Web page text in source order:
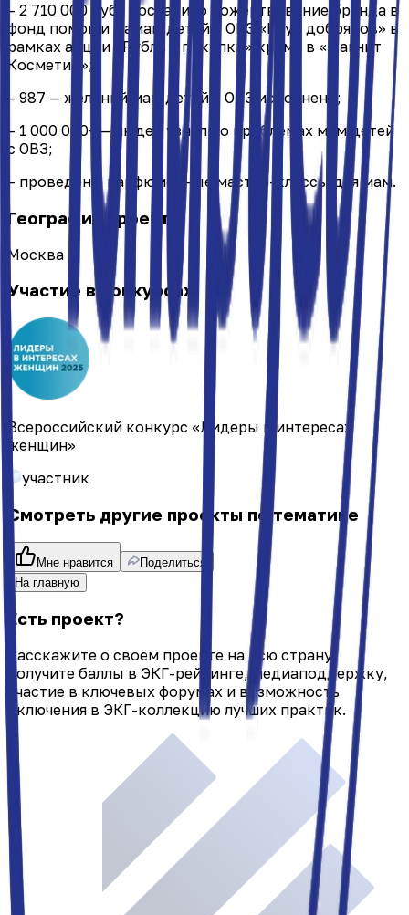
– 2 710 000 руб., составило пожертвование бренда в
фонд помощи мамам детей с ОВЗ «Клуб добряков» в
рамках акции «Рубль с покупки» крема в «Магнит
Косметик»;
– 987 — желаний мам детей с ОВЗ исполнено;
– 1 000 000+ — людей узнали о проблемах мам детей
с ОВЗ;
– проведены парфюмерные мастер-классы для мам.
География проекта
Москва
Участие в конкурсах
Всероссийский конкурс «Лидеры в интересах
женщин»
участник
Смотреть другие проекты по тематике
Мне нравится
Поделиться
На главную
Есть проект?
Расскажите о своём проекте на всю страну:
получите баллы в ЭКГ-рейтинге, медиаподдержку,
участие в ключевых форумах и возможность
включения в ЭКГ-коллекцию лучших практик.